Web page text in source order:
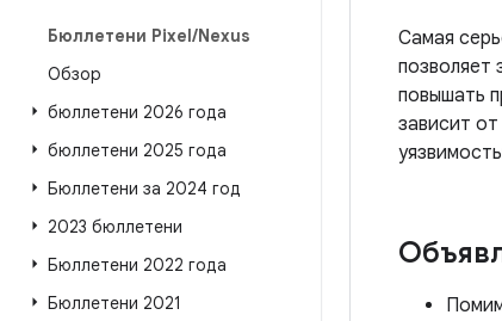
Бюллетени Pixel/Nexus
Обзор
бюллетени 2026 года
бюллетени 2025 года
Бюллетени за 2024 год
2023 бюллетени
Бюллетени 2022 года
Бюллетени 2021
Самая
позволяет
повышать
зависит